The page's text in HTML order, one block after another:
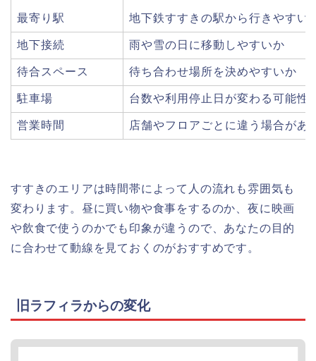
最寄り駅 地下鉄すすきの駅から行きやすい
地下接続 雨や雪の日に移動しやすいか
待合スペース 待ち合わせ場所を決めやすいか
駐車場 台数や利用停止日が変わる可能性
営業時間 店舗やフロアごとに違う場合があ
すすきのエリアは時間帯によって人の流れも雰囲気も
変わります。昼に買い物や食事をするのか、夜に映画
や飲食で使うのかでも印象が違うので、あなたの目的
に合わせて動線を見ておくのがおすすめです。
旧ラフィラからの変化